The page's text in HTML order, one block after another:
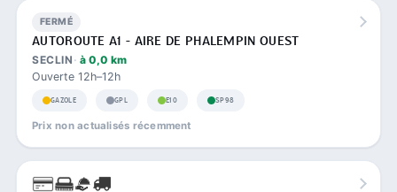
FERMÉ
AUTOROUTE A1 - AIRE DE PHALEMPIN OUEST
SECLIN à 0,0 km
Ouverte 12h–12h
GAZOLE GPL E10 SP98
Prix non actualisés récemment